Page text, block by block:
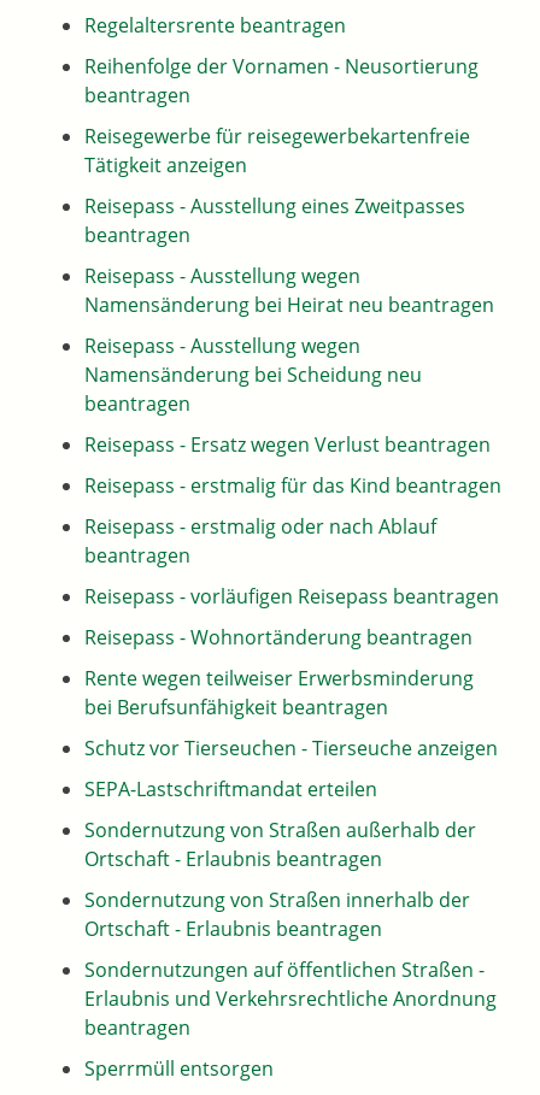
Regelaltersrente beantragen
Reihenfolge der Vornamen - Neusortierung
beantragen
Reisegewerbe für reisegewerbekartenfreie
Tätigkeit anzeigen
Reisepass - Ausstellung eines Zweitpasses
beantragen
Reisepass - Ausstellung wegen
Namensänderung bei Heirat neu beantragen
Reisepass - Ausstellung wegen
Namensänderung bei Scheidung neu
beantragen
Reisepass - Ersatz wegen Verlust beantragen
Reisepass - erstmalig für das Kind beantragen
Reisepass - erstmalig oder nach Ablauf
beantragen
Reisepass - vorläufigen Reisepass beantragen
Reisepass - Wohnortänderung beantragen
Rente wegen teilweiser Erwerbsminderung
bei Berufsunfähigkeit beantragen
Schutz vor Tierseuchen - Tierseuche anzeigen
SEPA-Lastschriftmandat erteilen
Sondernutzung von Straßen außerhalb der
Ortschaft - Erlaubnis beantragen
Sondernutzung von Straßen innerhalb der
Ortschaft - Erlaubnis beantragen
Sondernutzungen auf öffentlichen Straßen -
Erlaubnis und Verkehrsrechtliche Anordnung
beantragen
Sperrmüll entsorgen